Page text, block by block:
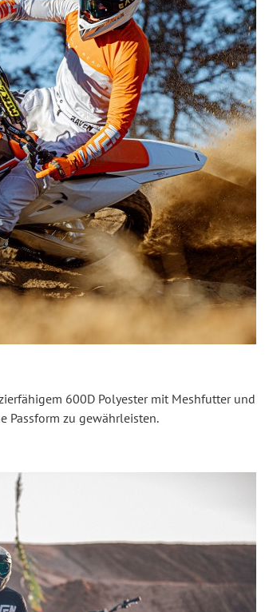
600D Polyester mit Meshfutter und
Passform zu gewährleisten.